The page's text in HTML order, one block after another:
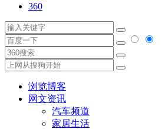
360
浏览博客
网文资讯
汽车频道
家居生活